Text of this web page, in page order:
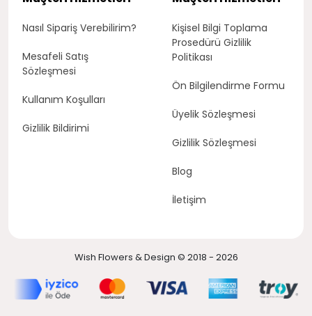
Nasıl Sipariş Verebilirim?
Mesafeli Satış
Sözleşmesi
Kullanım Koşulları
Gizlilik Bildirimi
Kişisel Bilgi Toplama
Prosedürü Gizlilik
Politikası
Ön Bilgilendirme Formu
Üyelik Sözleşmesi
Gizlilik Sözleşmesi
Blog
İletişim
Wish Flowers & Design © 2018 - 2026